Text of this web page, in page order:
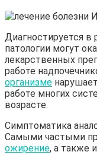
Диагностируется в
патологии могут
лекарственных
работе
организме
работе многих
возрасте.
Симптоматика
Самыми частыми
ожирение, а также